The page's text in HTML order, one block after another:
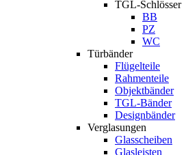
TGL-Schlösser
BB
PZ
WC
Türbänder
Flügelteile
Rahmenteile
Objektbänder
TGL-Bänder
Designbänder
Verglasungen
Glasscheiben
Glasleisten